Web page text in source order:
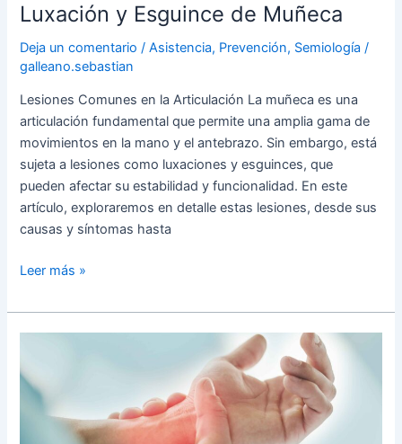
Luxación y Esguince de Muñeca
Deja un comentario /Asistencia, Prevención, Semiología /
galleano.sebastian
Lesiones Comunes en la Articulación La muñeca es una
articulación fundamental que permite una amplia gama de
movimientos en la mano y el antebrazo. Sin embargo, está
sujeta a lesiones como luxaciones y esguinces, que
pueden afectar su estabilidad y funcionalidad. En este
artículo, exploraremos en detalle estas lesiones, desde sus
causas y síntomas hasta
Leer más »
Colles